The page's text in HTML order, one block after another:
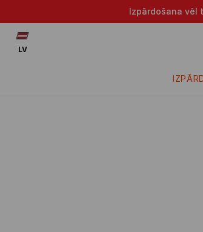
Izpārdošana vēl
LV